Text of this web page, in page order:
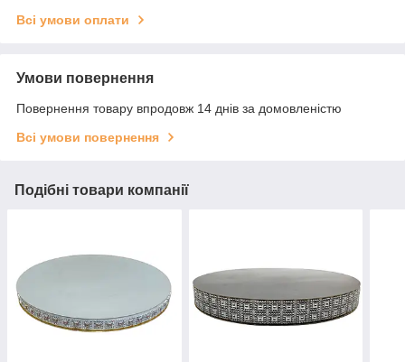
Всі умови оплати
Умови повернення
Повернення товару впродовж 14 днів за домовленістю
Всі умови повернення
Подібні товари компанії